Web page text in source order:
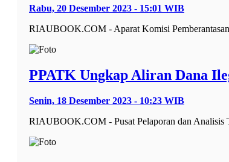
Rabu, 20 Desember 2023 - 15:01 WIB
RIAUBOOK.COM - Aparat Komisi
PPATK Ungkap Aliran Dana
Senin, 18 Desember 2023 - 10:23 WIB
RIAUBOOK.COM - Pusat Pelaporan dan Analisis